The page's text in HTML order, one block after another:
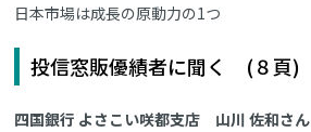
日本市場は成長の原動力の1つ
投信窓販優績者に聞く (８頁)
四国銀行 よさこい咲都支店 山川 佐和さん